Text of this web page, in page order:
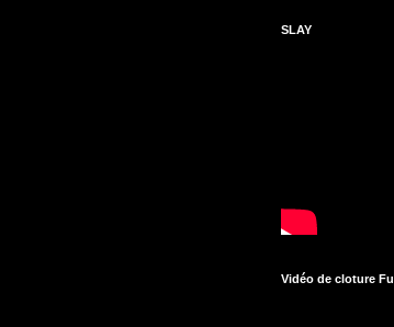
SLAY
Vidéo de cloture